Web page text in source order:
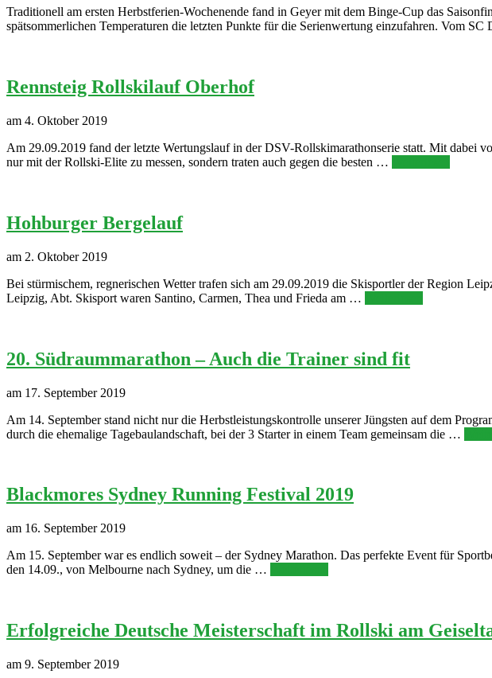
Traditionell am ersten Herbstferien-Wochenende fand in Geyer mit dem Binge-Cup das
spätsommerlichen Temperaturen die letzten Punkte für die Serienwertung einzufahren. Vom
Rennsteig Rollskilauf Oberhof
am 4. Oktober 2019
Am 29.09.2019 fand der letzte Wertungslauf in der DSV-Rollskimarathonserie statt. Mit
nur mit der Rollski-Elite zu messen, sondern traten auch gegen die besten …
Hohburger Bergelauf
am 2. Oktober 2019
Bei stürmischem, regnerischen Wetter trafen sich am 29.09.2019 die Skisportler der Region
Leipzig, Abt. Skisport waren Santino, Carmen, Thea und Frieda am …
20. Südraummarathon – Auch die Trainer sind fit
am 17. September 2019
Am 14. September stand nicht nur die Herbstleistungskontrolle unserer Jüngsten auf dem
durch die ehemalige Tagebaulandschaft, bei der 3 Starter in einem Team gemeinsam die …
Blackmores Sydney Running Festival 2019
am 16. September 2019
Am 15. September war es endlich soweit – der Sydney Marathon. Das perfekte Event für
den 14.09., von Melbourne nach Sydney, um die …
Erfolgreiche Deutsche Meisterschaft im Rollski am
am 9. September 2019